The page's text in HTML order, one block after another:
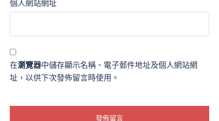
個人網站網址
在瀏覽器中儲存顯示名稱、電子郵件地址及個人網站網
址，以供下次發佈留言時使用。